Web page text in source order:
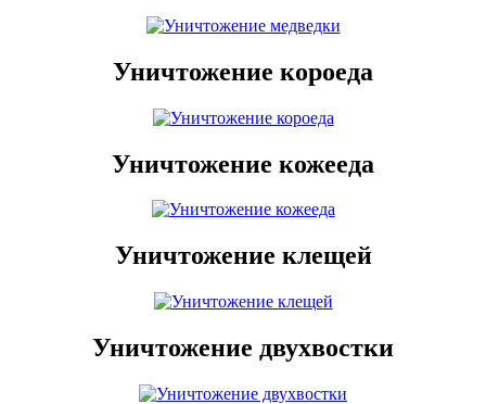
Уничтожение короеда
Уничтожение кожееда
Уничтожение клещей
Уничтожение двухвостки